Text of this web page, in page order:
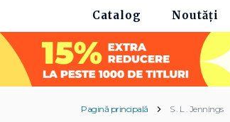
Catalog Noutăți
Pagină principală S . L . Jennings